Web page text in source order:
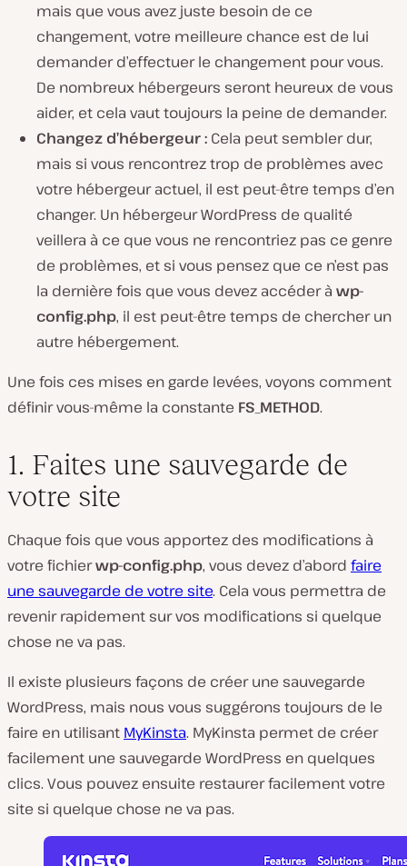
mais que vous avez juste besoin de ce
changement, votre meilleure chance est de lui
demander d’effectuer le changement pour vous.
De nombreux hébergeurs seront heureux de vous
aider, et cela vaut toujours la peine de demander.
Changez d’hébergeur : Cela peut sembler dur,
mais si vous rencontrez trop de problèmes avec
votre hébergeur actuel, il est peut-être temps d’en
changer. Un hébergeur WordPress de qualité
veillera à ce que vous ne rencontriez pas ce genre
de problèmes, et si vous pensez que ce n’est pas
la dernière fois que vous devez accéder à wp-
config.php, il est peut-être temps de chercher un
autre hébergement.
Une fois ces mises en garde levées, voyons comment
définir vous-même la constante FS_METHOD.
1. Faites une sauvegarde de
votre site
Chaque fois que vous apportez des modifications à
votre fichierwp-config.php, vous devez d’abord faire
une sauvegarde de votre site. Cela vous permettra de
revenir rapidement sur vos modifications si quelque
chose ne va pas.
Il existe plusieurs façons de créer une sauvegarde
WordPress, mais nous vous suggérons toujours de le
faire en utilisant MyKinsta. MyKinsta permet de créer
facilement une sauvegarde WordPress en quelques
clics. Vous pouvez ensuite restaurer facilement votre
site si quelque chose ne va pas.